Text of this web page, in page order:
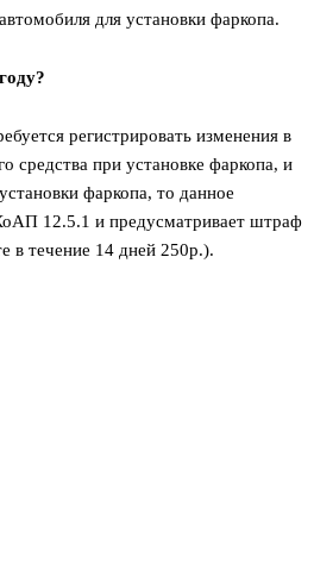
для установки фаркопа.
регистрировать изменения в
средства при установке фаркопа, и
фаркопа, то данное
12.5.1 и предусматривает штраф
в течение 14 дней 250р.).